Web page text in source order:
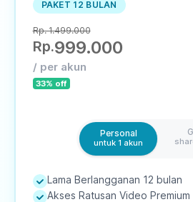
PAKET 12 BULAN
Rp. 1.499.000
Rp.999.000
/ per akun
33% off
Personal
untuk 1 akun
Lama Berlangganan 12 bulan
Akses Ratusan Video Premium